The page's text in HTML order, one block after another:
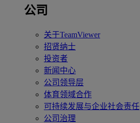
公司
关于TeamViewer
招贤纳士
投资者
新闻中心
公司领导层
体育领域合作
可持续发展与企业社会责任
公司治理